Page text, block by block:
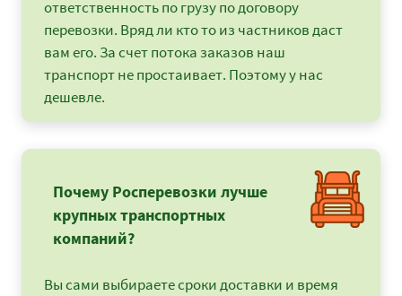
ответственность по грузу по договору
перевозки. Вряд ли кто то из частников даст
вам его. За счет потока заказов наш
транспорт не простаивает. Поэтому у нас
дешевле.
Почему Росперевозки лучше
крупных транспортных
компаний?
Вы сами выбираете сроки доставки и время